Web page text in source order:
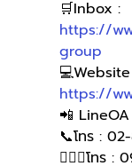
🛒Inbox :
https://
group
https://
📲
📞โทร :
🙋🏻‍♀️โทร